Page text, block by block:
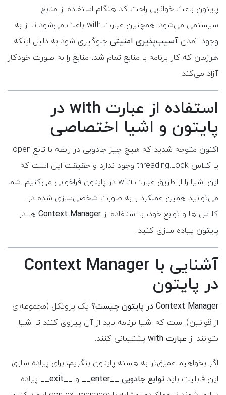
پایتون باعث خوانایی راحت کد هنگام استفاده از منابع
سیستمی می‌شود. همچنین عبارت with باعث می‌شود تا از به
وجود آمدن آسیب‌پذیری امنیتی جلوگیری شود به دلیل اینکه
هرزمان که کار برنامه با منابع تمام شد، منابع را به صورت خودکار
آزاد می‌کند.
استفاده از عبارت with در
پایتون و اشیا اختصاصی
اکنون متوجه شدید که هیچ چیز جادویی در رابطه با تابع open
یا کلاس threading.Lock وجود ندارد و حقیقت این است که
این اشیا را از طریق عبارت with در پایتون فراخوانی می‌کنیم. شما
می‌توانید همین عملکرد را به صورت شخصی‌سازی شده در
کلاس ها و توابع خود، با استفاده از Context Manager ها در
پایتون پیاده سازی کنید.
آشنایی با Context Manager
در پایتون
Context Manager در پایتون چیست؟
یک پروتکل (مجموعه‌ای
از قوانین) است که اشیا برنامه باید از آن پیروی کنند تا اشیا
بتوانند از عبارت with پشتیبانی کنند.
اگر بخواهیم عمیق‌تر به هسته پایتون بنگریم، برای پیاده سازی
این قابلیت باید توابع جادویی __enter__ و __exit__
پیاده